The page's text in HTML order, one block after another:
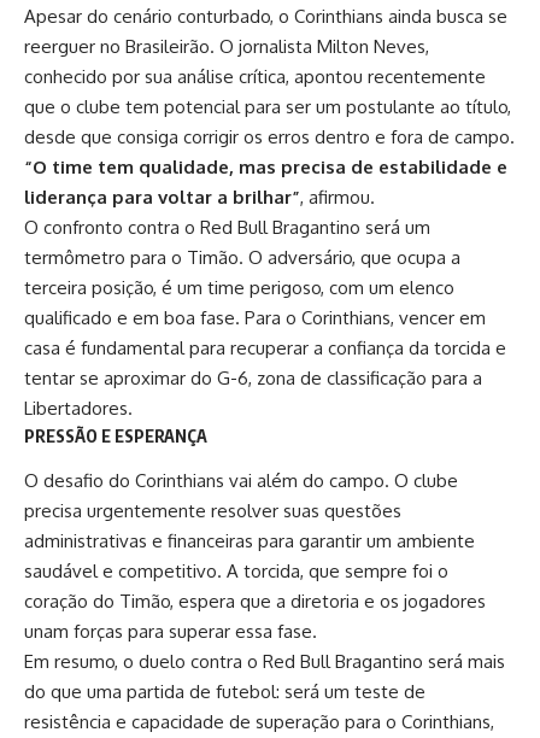
Apesar do cenário conturbado, o Corinthians ainda busca se
reerguer no Brasileirão. O jornalista Milton Neves,
conhecido por sua análise crítica, apontou recentemente
que o clube tem potencial para ser um postulante ao título,
desde que consiga corrigir os erros dentro e fora de campo.
“O time tem qualidade, mas precisa de estabilidade e
liderança para voltar a brilhar”, afirmou.
O confronto contra o Red Bull Bragantino será um
termômetro para o Timão. O adversário, que ocupa a
terceira posição, é um time perigoso, com um elenco
qualificado e em boa fase. Para o Corinthians, vencer em
casa é fundamental para recuperar a confiança da torcida e
tentar se aproximar do G-6, zona de classificação para a
Libertadores.
PRESSÃO E ESPERANÇA
O desafio do Corinthians vai além do campo. O clube
precisa urgentemente resolver suas questões
administrativas e financeiras para garantir um ambiente
saudável e competitivo. A torcida, que sempre foi o
coração do Timão, espera que a diretoria e os jogadores
unam forças para superar essa fase.
Em resumo, o duelo contra o Red Bull Bragantino será mais
do que uma partida de futebol: será um teste de
resistência e capacidade de superação para o Corinthians,